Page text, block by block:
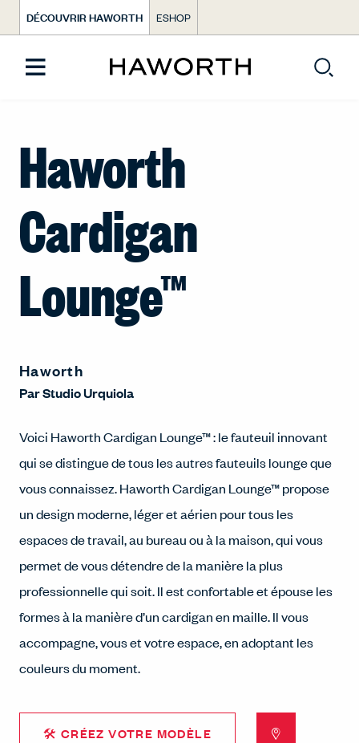
DÉCOUVRIR HAWORTH ESHOP
Haworth
Cardigan
Lounge™
Haworth
ParStudio Urquiola
Voici Haworth Cardigan Lounge™ : le fauteuil innovant
qui se distingue de tous les autres fauteuils lounge que
vous connaissez. Haworth Cardigan Lounge™ propose
un design moderne, léger et aérien pour tous les
espaces de travail, au bureau ou à la maison, qui vous
permet de vous détendre de la manière la plus
professionnelle qui soit. Il est confortable et épouse les
formes à la manière d’un cardigan en maille. Il vous
accompagne, vous et votre espace, en adoptant les
couleurs du moment.
🛠 CRÉEZ VOTRE MODÈLE